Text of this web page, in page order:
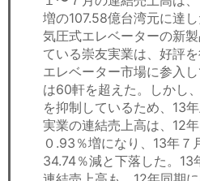
増の107.58億台湾元に達
気圧式エレベーターの新
ている崇友実業は、好評
エレベーター市場に参入
は60軒を超えた。しかし
を抑制しているため、13
実業の連結売上高は、12
０.93％増になり、13年７
34.74％減と下落した。13